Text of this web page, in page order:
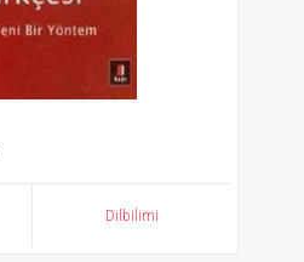
Dilbilimi